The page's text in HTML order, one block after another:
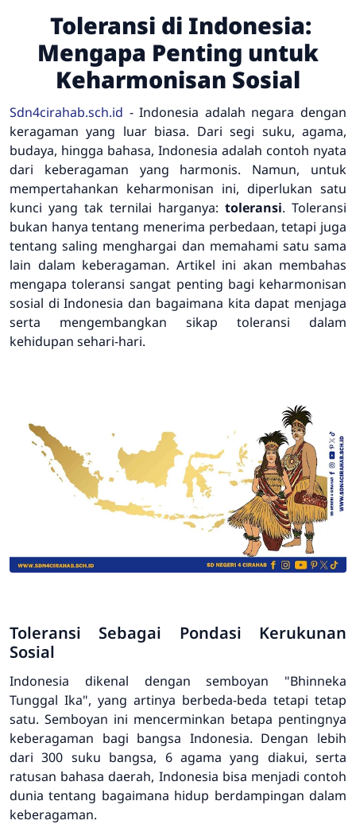
Toleransi di Indonesia:
Mengapa Penting untuk
Keharmonisan Sosial
Sdn4cirahab.sch.id - Indonesia adalah negara dengan
keragaman yang luar biasa. Dari segi suku, agama,
budaya, hingga bahasa, Indonesia adalah contoh nyata
dari keberagaman yang harmonis. Namun, untuk
mempertahankan keharmonisan ini, diperlukan satu
kunci yang tak ternilai harganya: toleransi. Toleransi
bukan hanya tentang menerima perbedaan, tetapi juga
tentang saling menghargai dan memahami satu sama
lain dalam keberagaman. Artikel ini akan membahas
mengapa toleransi sangat penting bagi keharmonisan
sosial di Indonesia dan bagaimana kita dapat menjaga
serta mengembangkan sikap toleransi dalam
kehidupan sehari-hari.
Toleransi Sebagai Pondasi Kerukunan
Sosial
Indonesia dikenal dengan semboyan "Bhinneka
Tunggal Ika", yang artinya berbeda-beda tetapi tetap
satu. Semboyan ini mencerminkan betapa pentingnya
keberagaman bagi bangsa Indonesia. Dengan lebih
dari 300 suku bangsa, 6 agama yang diakui, serta
ratusan bahasa daerah, Indonesia bisa menjadi contoh
dunia tentang bagaimana hidup berdampingan dalam
keberagaman.